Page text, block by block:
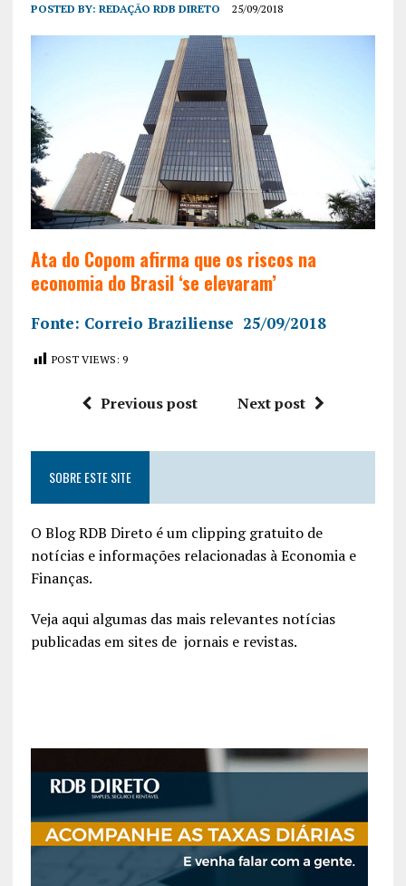
POSTED BY: REDAÇÃO RDB DIRETO 25/09/2018
Ata do Copom afirma que os riscos na
economia do Brasil ‘se elevaram’
Fonte: Correio Braziliense 25/09/2018
POST VIEWS: 9
Previous post Next post
SOBRE ESTE SITE
O Blog RDB Direto é um clipping gratuito de
notícias e informações relacionadas à Economia e
Finanças.
Veja aqui algumas das mais relevantes notícias
publicadas em sites de jornais e revistas.